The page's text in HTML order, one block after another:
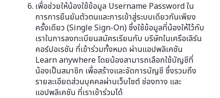
เพื่อช่วยให้น้องใช้ข้อมูล Username Password ใน
การการยืนยันตัวตนและการเข้าสู่ระบบเดียวกันเพียง
ครั้งเดียว (Single Sign-On) ซึ่งใช้ข้อมูลที่น้องให้ไว้กับ
เราในการลงทะเบียนสมัครเรียนกับ บริษัทในเครือเลิร์น
คอร์ปอเรชัน ที่เข้าร่วมทั้งหมด ผ่านแอปพลิเคชัน
Learn anywhere โดยน้องสามารถเลือกใช้บัญชีที่
น้องเป็นสมาชิก เพื่อสร้างและจัดการบัญชี ซึ่งรวมถึง
รายละเอียดส่วนบุคคลผ่านเว็บไซต์ ช่องทาง และ
แอปพลิเคชัน ที่เราเข้าร่วมได้